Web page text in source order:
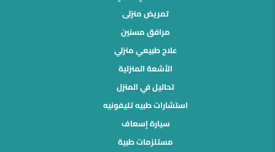
تمريض منزلى
مرافق مسنين
علاج طبيعي منزلي
الأشعة المنزلية
تحاليل في المنزل
استشارات طبيه تليفونيه
سيارة إسعاف
مستلزمات طبية